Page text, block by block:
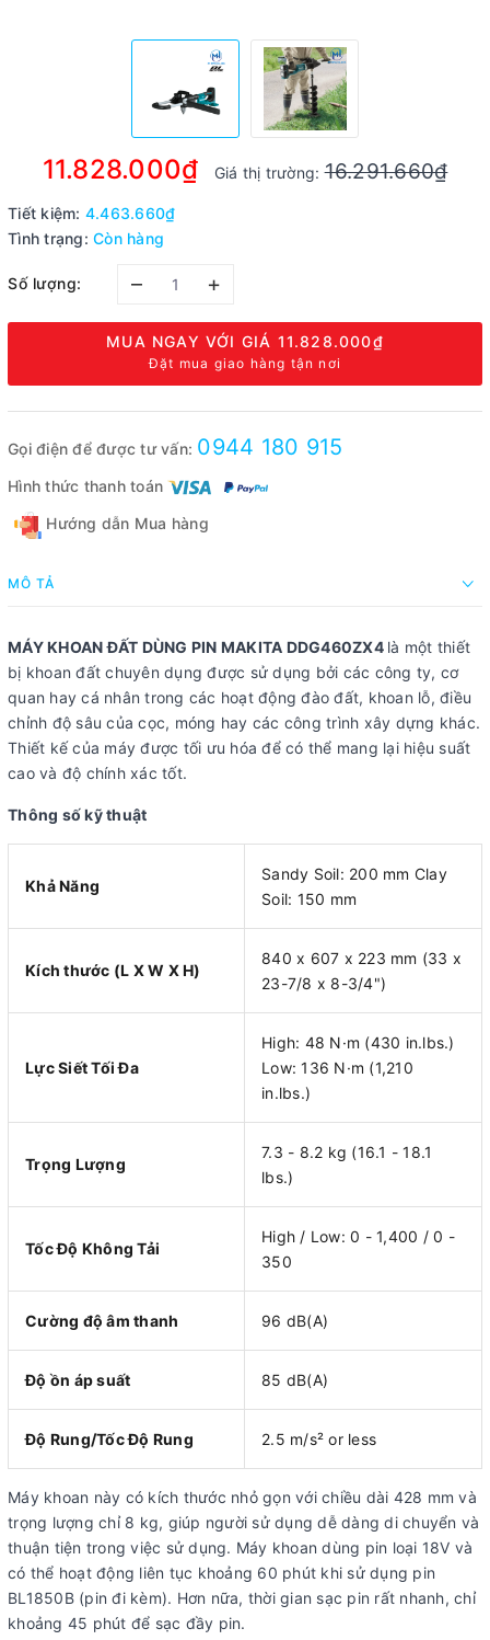
11.828.000₫ Giá thị trường:16.291.660₫
Tiết kiệm: 4.463.660₫
Tình trạng: Còn hàng
Số lượng: – +
MUA NGAY VỚI GIÁ 11.828.000₫
Đặt mua giao hàng tận nơi
Gọi điện để được tư vấn: 0944 180 915
Hình thức thanh toán
Hướng dẫn Mua hàng
MÔ TẢ
MÁY KHOAN ĐẤT DÙNG PIN MAKITA DDG460ZX4 là một thiết
bị khoan đất chuyên dụng được sử dụng bởi các công ty, cơ
quan hay cá nhân trong các hoạt động đào đất, khoan lỗ, điều
chỉnh độ sâu của cọc, móng hay các công trình xây dựng khác.
Thiết kế của máy được tối ưu hóa để có thể mang lại hiệu suất
cao và độ chính xác tốt.
Thông số kỹ thuật
Khả Năng
Sandy Soil: 200 mm Clay
Soil: 150 mm
Kích thước (L X W X H)
840 x 607 x 223 mm (33 x
23-7/8 x 8-3/4")
Lực Siết Tối Đa
High: 48 N·m (430 in.lbs.)
Low: 136 N·m (1,210
in.lbs.)
Trọng Lượng
7.3 - 8.2 kg (16.1 - 18.1
lbs.)
Tốc Độ Không Tải
High / Low: 0 - 1,400 / 0 -
350
Cường độ âm thanh 96 dB(A)
Độ ồn áp suất 85 dB(A)
Độ Rung/Tốc Độ Rung 2.5 m/s² or less
Máy khoan này có kích thước nhỏ gọn với chiều dài 428 mm và
trọng lượng chỉ 8 kg, giúp người sử dụng dễ dàng di chuyển và
thuận tiện trong việc sử dụng. Máy khoan dùng pin loại 18V và
có thể hoạt động liên tục khoảng 60 phút khi sử dụng pin
BL1850B (pin đi kèm). Hơn nữa, thời gian sạc pin rất nhanh, chỉ
khoảng 45 phút để sạc đầy pin.